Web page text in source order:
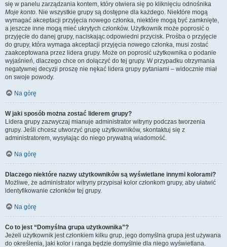
się w panelu zarządzania kontem, który otwiera się po kliknięciu odnośnika
Moje konto. Nie wszystkie grupy są dostępne dla każdego. Niektóre mogą
wymagać akceptacji przyjęcia nowego członka, niektóre mogą być zamknięte,
a jeszcze inne mogą mieć ukrytych członków. Użytkownik może poprosić o
przyjęcie do danej grupy, naciskając odpowiedni przycisk. Prośba o przyjęcie
do grupy, która wymaga akceptacji przyjęcia nowego członka, musi zostać
zaakceptowana przez lidera grupy. Może on poprosić użytkownika o podanie
wyjaśnień, dlaczego chce on dołączyć do tej grupy. W przypadku otrzymania
negatywnej decyzji proszę nie nękać lidera grupy pytaniami – widocznie miał
on swoje powody.
Na górę
W jaki sposób można zostać liderem grupy?
Lidera grupy zazwyczaj mianuje administrator witryny podczas tworzenia
grupy. Jeśli chcesz utworzyć grupę użytkowników, skontaktuj się z
administratorem, wysyłając do niego prywatną wiadomość.
Na górę
Dlaczego niektóre nazwy użytkowników są wyświetlane innymi kolorami?
Możliwe, że administrator witryny przypisał kolor członkom grupy, aby ułatwić
identyfikowanie członków tej grupy.
Na górę
Co to jest “Domyślna grupa użytkownika”?
Jeżeli użytkownik jest członkiem kilku grup, jego domyślna grupa jest używana
do określenia, jaki kolor i ranga będzie domyślnie dla niego wyświetlana.